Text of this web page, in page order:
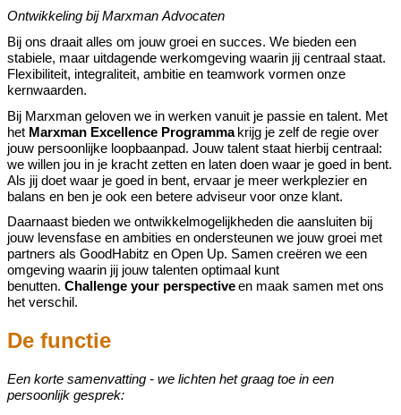
Ontwikkeling bijMarxmanAdvocaten
Bij ons draait alles om jouw groei en succes. We bieden een
stabiele, maar uitdagende werkomgeving waarin jij centraal staat.
Flexibiliteit, integraliteit, ambitie en teamwork vormen onze
kernwaarden.
Bij Marxman geloven we in werken vanuit je passie en talent. Met
het Marxman Excellence Programmakrijg je zelf de regie over
jouw persoonlijke loopbaanpad. Jouw talent staat hierbij centraal:
we willen jou in je kracht zetten en laten doen waar je goed in bent.
Als jij doet waar je goed in bent, ervaar je meer werkplezier en
balans en ben je ook een betere adviseur voor onze klant.
Daarnaast bieden we ontwikkelmogelijkheden die aansluiten bij
jouw levensfase en ambities en ondersteunen we jouw groei met
partners als GoodHabitz en Open Up. Samen creëren we een
omgeving waarin jij jouw talenten optimaal kunt
benutten. Challenge your perspectiveen maak samen met ons
het verschil.
De functie
Een korte samenvatting - we lichten het graag toe in een
persoonlijk gesprek: